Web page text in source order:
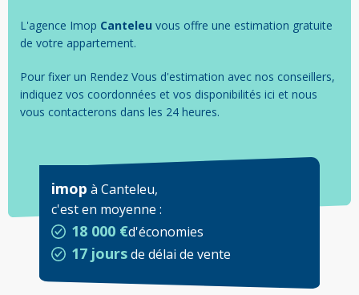
L'agence Imop Canteleu vous offre une estimation gratuite
de votre appartement.
Pour fixer un Rendez Vous d'estimation avec nos conseillers,
indiquez vos coordonnées et vos disponibilités ici et nous
vous contacterons dans les 24 heures.
imop à Canteleu,
c'est en moyenne :
18 000 €d'économies
17 joursde délai de vente